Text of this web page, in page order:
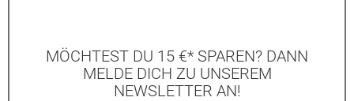
MÖCHTEST DU 15 €* SPAREN? DANN
MELDE DICH ZU UNSEREM
NEWSLETTER AN!